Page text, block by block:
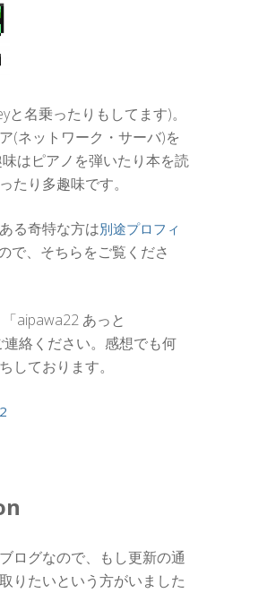
と名乗ったりもしてます)。
(ネットワーク・サーバ)を
はピアノを弾いたり本を読
たり多趣味です。
る奇特な方は別途プロフィ
で、そちらをご覧くださ
aipawa22 あっと
連絡ください。感想でも何
しております。
ログなので、もし更新の通
りたいという方がいました